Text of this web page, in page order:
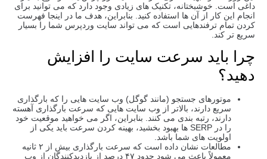
داغی است. خوشبختانه، تکنیک های زیادی وجود دارد که می توانید برای
انجام این کار از آن ها استفاده کنید. بنابراین، هدف ما در اینجا فهرست
کردن تمام ترفندهایی است که می ‌تواند سایت وردپرس شما را بسیار
سریع ‌تر کند.
چرا باید سرعت سایت را افزایش
دهید؟
موتورهای جستجو (مانند گوگل) وب‌ سایت‌ هایی را که بارگذاری
سریع دارند، بالاتر از وب‌ سایت‌ هایی که سرعت بارگذاری آهسته
دارند، رتبه ‌بندی می ‌کنند. بنابراین، اگر می خواهید موقعیت خود
را در SERP ها بهبود بخشید، بهینه کردن سرعت باید یکی از
اولویت های شما باشد.
مطالعات نشان داده است که سرعت بارگذاری بیش از ۲ ثانیه
معمولاً باعث می‌ شود حدود ۴۷ درصد از بازدیدکنندگان از وب‌